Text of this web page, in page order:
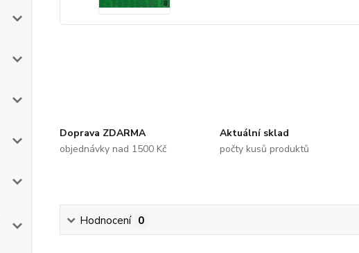
Doprava ZDARMA
objednávky nad 1500 Kč
Aktuální sklad
počty kusů produktů
Hodnocení 0